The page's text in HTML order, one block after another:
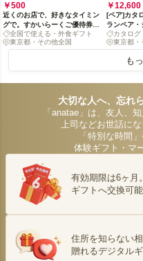
￥500
近くのお店で、好きなタイミン
グで。すかいらーくご優待券
（全国約2,600店舗対象）
全国で使える・外食ギフト
東京都・その他全国
￥12,600
[ペア]カタ
ランペア・
カタログ
東京都・
も
大切な人へ、忘れ
「anatae」は、友人、
上司などお世話に
「特別な時間
体験ギフト・マ
有効期限は6ヶ月
ギフトへ交換可能
住所を知らない
贈れるデジタルギ